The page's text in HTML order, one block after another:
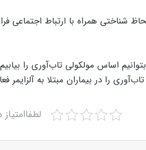
همراه با ارتباط اجتماعی
اساس مولکولی تاب‌آوری را
را در بیماران مبتلا به آلزایمر